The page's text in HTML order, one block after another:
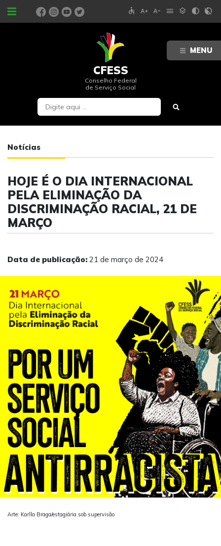
MENU
PORTAIS accessible text_increase text_decrease menu layers contrast contrast_rtl_off
CFESS
Conselho Federal
de Serviço Social
Notícias
HOJE É O DIA INTERNACIONAL
PELA ELIMINAÇÃO DA
DISCRIMINAÇÃO RACIAL, 21 DE
MARÇO
Data de publicação: 21 de março de 2024
Arte: Karlla Braga/estagiária sob supervisão